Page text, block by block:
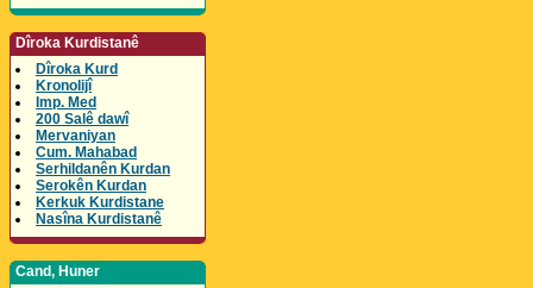
Dîroka Kurdistanê
Dîroka Kurd
Kronolijî
Imp. Med
200 Salê dawî
Mervaniyan
Cum. Mahabad
Serhildanên Kurdan
Serokên Kurdan
Kerkuk Kurdistane
Nasîna Kurdistanê
Cand, Huner